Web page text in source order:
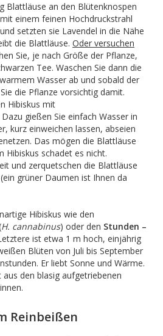
Blattläuse an den Blütenknospen
einem feinen Hochdruckstrahl
setzten sie Lavendel in die Nähe
die Blattläuse. Oder versuchen
Sie, je nach Größe der Pflanze,
Tee. Waschen Sie dann die
Wasser ab und sobald der
die Pflanze vorsichtig damit.
Hibiskus mit
gießen Sie einfach Wasser in
kurz einweichen lassen, abseien
Das mögen die Blattläuse
Hibiskus schadet es nicht.
und zerquetschen die Blattläuse
grüner Daumen ist Ihnen da
Hibiskus wie den
H. cannabinus) oder den Stunden –
ist etwa 1 m hoch, einjährig
Blüten von Juli bis September
Er liebt Sonne und Wärme.
den blasig aufgetriebenen
Reinbeißen